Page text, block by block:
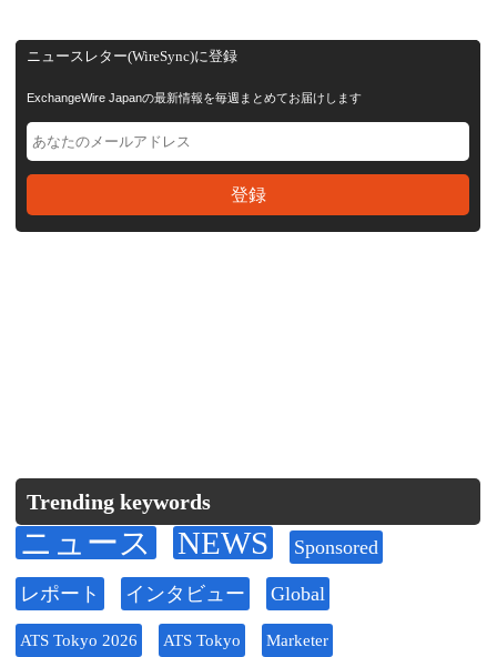
ニュースレター(WireSync)に登録
ExchangeWire Japanの最新情報を毎週まとめてお届けします
Trending keywords
ニュース NEWS Sponsored
レポート インタビュー Global
ATS Tokyo 2026 ATS Tokyo Marketer